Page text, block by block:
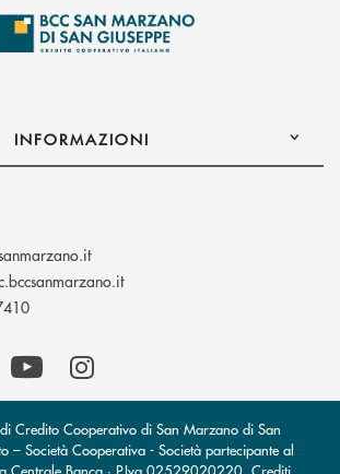
INFORMAZIONI
(si apre l’app di posta
(si apre l’app di posta
Credito Cooperativo di San Marzano di San
– Società Cooperativa - Società partecipante al